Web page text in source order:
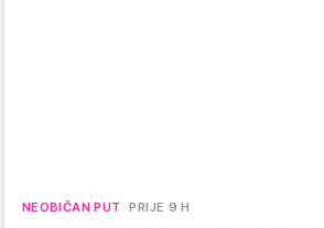
NEOBIČAN PUT PRIJE 9 H